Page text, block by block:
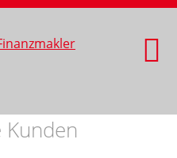
Kunden